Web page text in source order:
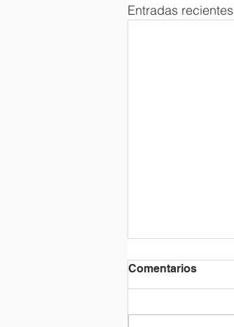
Entradas recientes
Comentarios